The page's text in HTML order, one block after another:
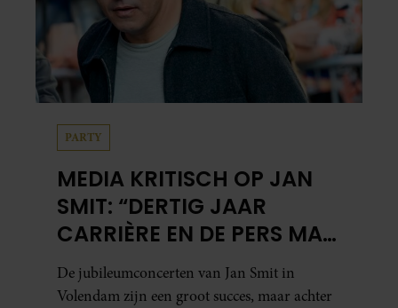
PARTY
MEDIA KRITISCH OP JAN
SMIT: “DERTIG JAAR
CARRIÈRE EN DE PERS MAG
NIET NAAR BINNEN”
De jubileumconcerten van Jan Smit in
Volendam zijn een groot succes, maar achter